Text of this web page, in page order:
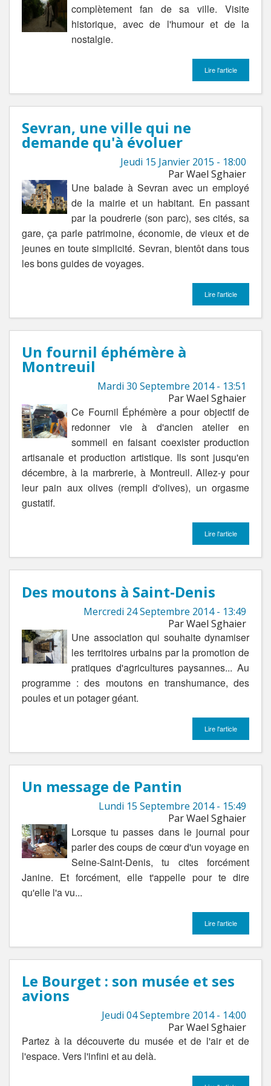
complètement fan de sa ville. Visite
historique, avec de l'humour et de la
nostalgie.
Lire l'article
Sevran, une ville qui ne
demande qu'à évoluer
Jeudi 15 Janvier 2015 - 18:00
Par Wael Sghaier
Une balade à Sevran avec un employé
de la mairie et un habitant. En passant
par la poudrerie (son parc), ses cités, sa
gare, ça parle patrimoine, économie, de vieux et de
jeunes en toute simplicité. Sevran, bientôt dans tous
les bons guides de voyages.
Lire l'article
Un fournil éphémère à
Montreuil
Mardi 30 Septembre 2014 - 13:51
Par Wael Sghaier
Ce Fournil Éphémère a pour objectif de
redonner vie à d'ancien atelier en
sommeil en faisant coexister production
artisanale et production artistique. Ils sont jusqu'en
décembre, à la marbrerie, à Montreuil. Allez-y pour
leur pain aux olives (rempli d'olives), un orgasme
gustatif.
Lire l'article
Des moutons à Saint-Denis
Mercredi 24 Septembre 2014 - 13:49
Par Wael Sghaier
Une association qui souhaite dynamiser
les territoires urbains par la promotion de
pratiques d'agricultures paysannes... Au
programme : des moutons en transhumance, des
poules et un potager géant.
Lire l'article
Un message de Pantin
Lundi 15 Septembre 2014 - 15:49
Par Wael Sghaier
Lorsque tu passes dans le journal pour
parler des coups de cœur d'un voyage en
Seine-Saint-Denis, tu cites forcément
Janine. Et forcément, elle t'appelle pour te dire
qu'elle l'a vu...
Lire l'article
Le Bourget : son musée et ses
avions
Jeudi 04 Septembre 2014 - 14:00
Par Wael Sghaier
Partez à la découverte du musée et de l'air et de
l'espace. Vers l'infini et au delà.